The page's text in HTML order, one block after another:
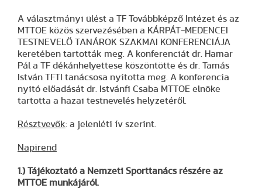
A választmányi ülést a TF Továbbképző Intézet és az
MTTOE közös szervezésében a KÁRPÁT-MEDENCEI
TESTNEVELŐ TANÁROK SZAKMAI KONFERENCIÁJA
keretében tartották meg. A konferenciát dr. Hamar
Pál a TF dékánhelyettese köszöntötte és dr. Tamás
István TFTI tanácsosa nyitotta meg. A konferencia
nyitó előadását dr. Istvánfi Csaba MTTOE elnöke
tartotta a hazai testnevelés helyzetéről.
Résztvevők: a jelenléti ív szerint.
Napirend
1.) Tájékoztató a Nemzeti Sporttanács részére az
MTTOE munkájáról.